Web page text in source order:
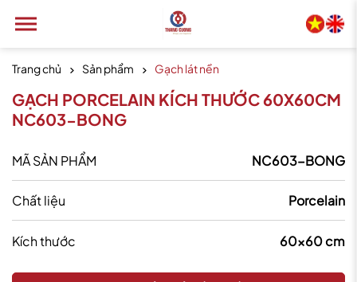
Trang chủ Sản phẩm Gạch lát nền
GẠCH PORCELAIN KÍCH THƯỚC 60X60CM
NC603-BONG
MÃ SẢN PHẨM NC603-BONG
Chất liệu Porcelain
Kích thước 60x60 cm